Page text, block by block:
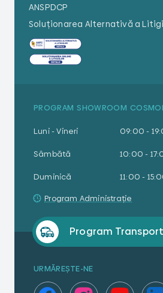
ANSPDCP
Soluționarea Alternativă a
PROGRAM SHOWROOM
Luni - Vineri 09:00 -
Sâmbătă 10:00 -
Duminică
11:00 -
Program Administrație
Program Transport
URMĂREȘTE-NE